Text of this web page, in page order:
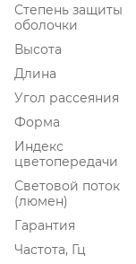
Степень защиты
оболочки
Высота
Длина
Угол рассеяния
Форма
Индекс
цветопередачи
Световой поток
(люмен)
Гарантия
Частота, Гц